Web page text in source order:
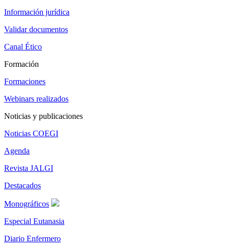
Información jurídica
Validar documentos
Canal Ético
Formación
Formaciones
Webinars realizados
Noticias y publicaciones
Noticias COEGI
Agenda
Revista JALGI
Destacados
Monográficos
Especial Eutanasia
Diario Enfermero